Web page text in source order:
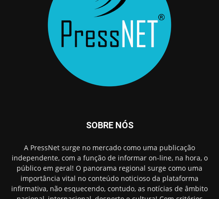
SOBRE NÓS
A PressNet surge no mercado como uma publicação
independente, com a função de informar on-line, na hora, o
público em geral! O panorama regional surge como uma
importância vital no conteúdo noticioso da plataforma
infirmativa, não esquecendo, contudo, as notícias de âmbito